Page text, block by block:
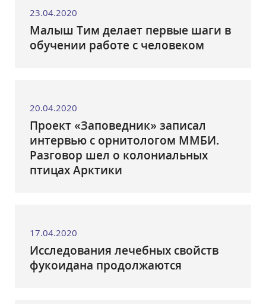
23.04.2020
Малыш Тим делает первые шаги в
обучении работе с человеком
20.04.2020
Проект «Заповедник» записал
интервью с орнитологом ММБИ.
Разговор шел о колониальных
птицах Арктики
17.04.2020
Исследования лечебных свойств
фукоидана продолжаются